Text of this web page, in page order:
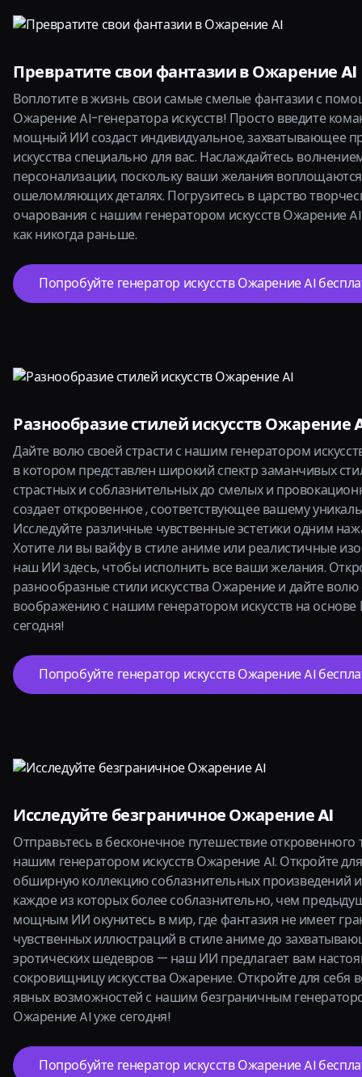
Превратите свои фантазии в Ожарение AI
Воплотите в жизнь свои самые смелые фантазии с
Ожарение AI-генератора искусств! Просто введите
мощный ИИ создаст индивидуальное, захватывающее
искусства специально для вас. Наслаждайтесь
персонализации, поскольку ваши желания
ошеломляющих деталях. Погрузитесь в царство
очарования с нашим генератором искусств Ожарение
как никогда раньше.
Попробуйте генератор искусств Ожарение AI
Разнообразие стилей искусств Ожарение
Дайте волю своей страсти с нашим генератором
в котором представлен широкий спектр заманчивых
страстных и соблазнительных до смелых и
создает откровенное , соответствующее вашему
Исследуйте различные чувственные эстетики одним
Хотите ли вы вайфу в стиле аниме или реалистичные
наш ИИ здесь, чтобы исполнить все ваши желания.
разнообразные стили искусства Ожарение и дайте
воображению с нашим генератором искусств на
сегодня!
Попробуйте генератор искусств Ожарение AI
Исследуйте безграничное Ожарение AI
Отправьтесь в бесконечное путешествие откровенного
нашим генератором искусств Ожарение AI. Откройте
обширную коллекцию соблазнительных произведений
каждое из которых более соблазнительно, чем
мощным ИИ окунитесь в мир, где фантазия не имеет
чувственных иллюстраций в стиле аниме до
эротических шедевров — наш ИИ предлагает вам
сокровищницу искусства Ожарение. Откройте для себя
явных возможностей с нашим безграничным
Ожарение AI уже сегодня!
Попробуйте генератор искусств Ожарение AI